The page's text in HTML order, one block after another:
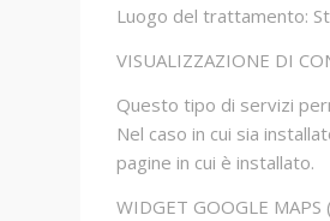
Luogo del trattamento:
VISUALIZZAZIONE DI
Questo tipo di servizi
Nel caso in cui sia
pagine in cui è installato.
WIDGET GOOGLE MAPS